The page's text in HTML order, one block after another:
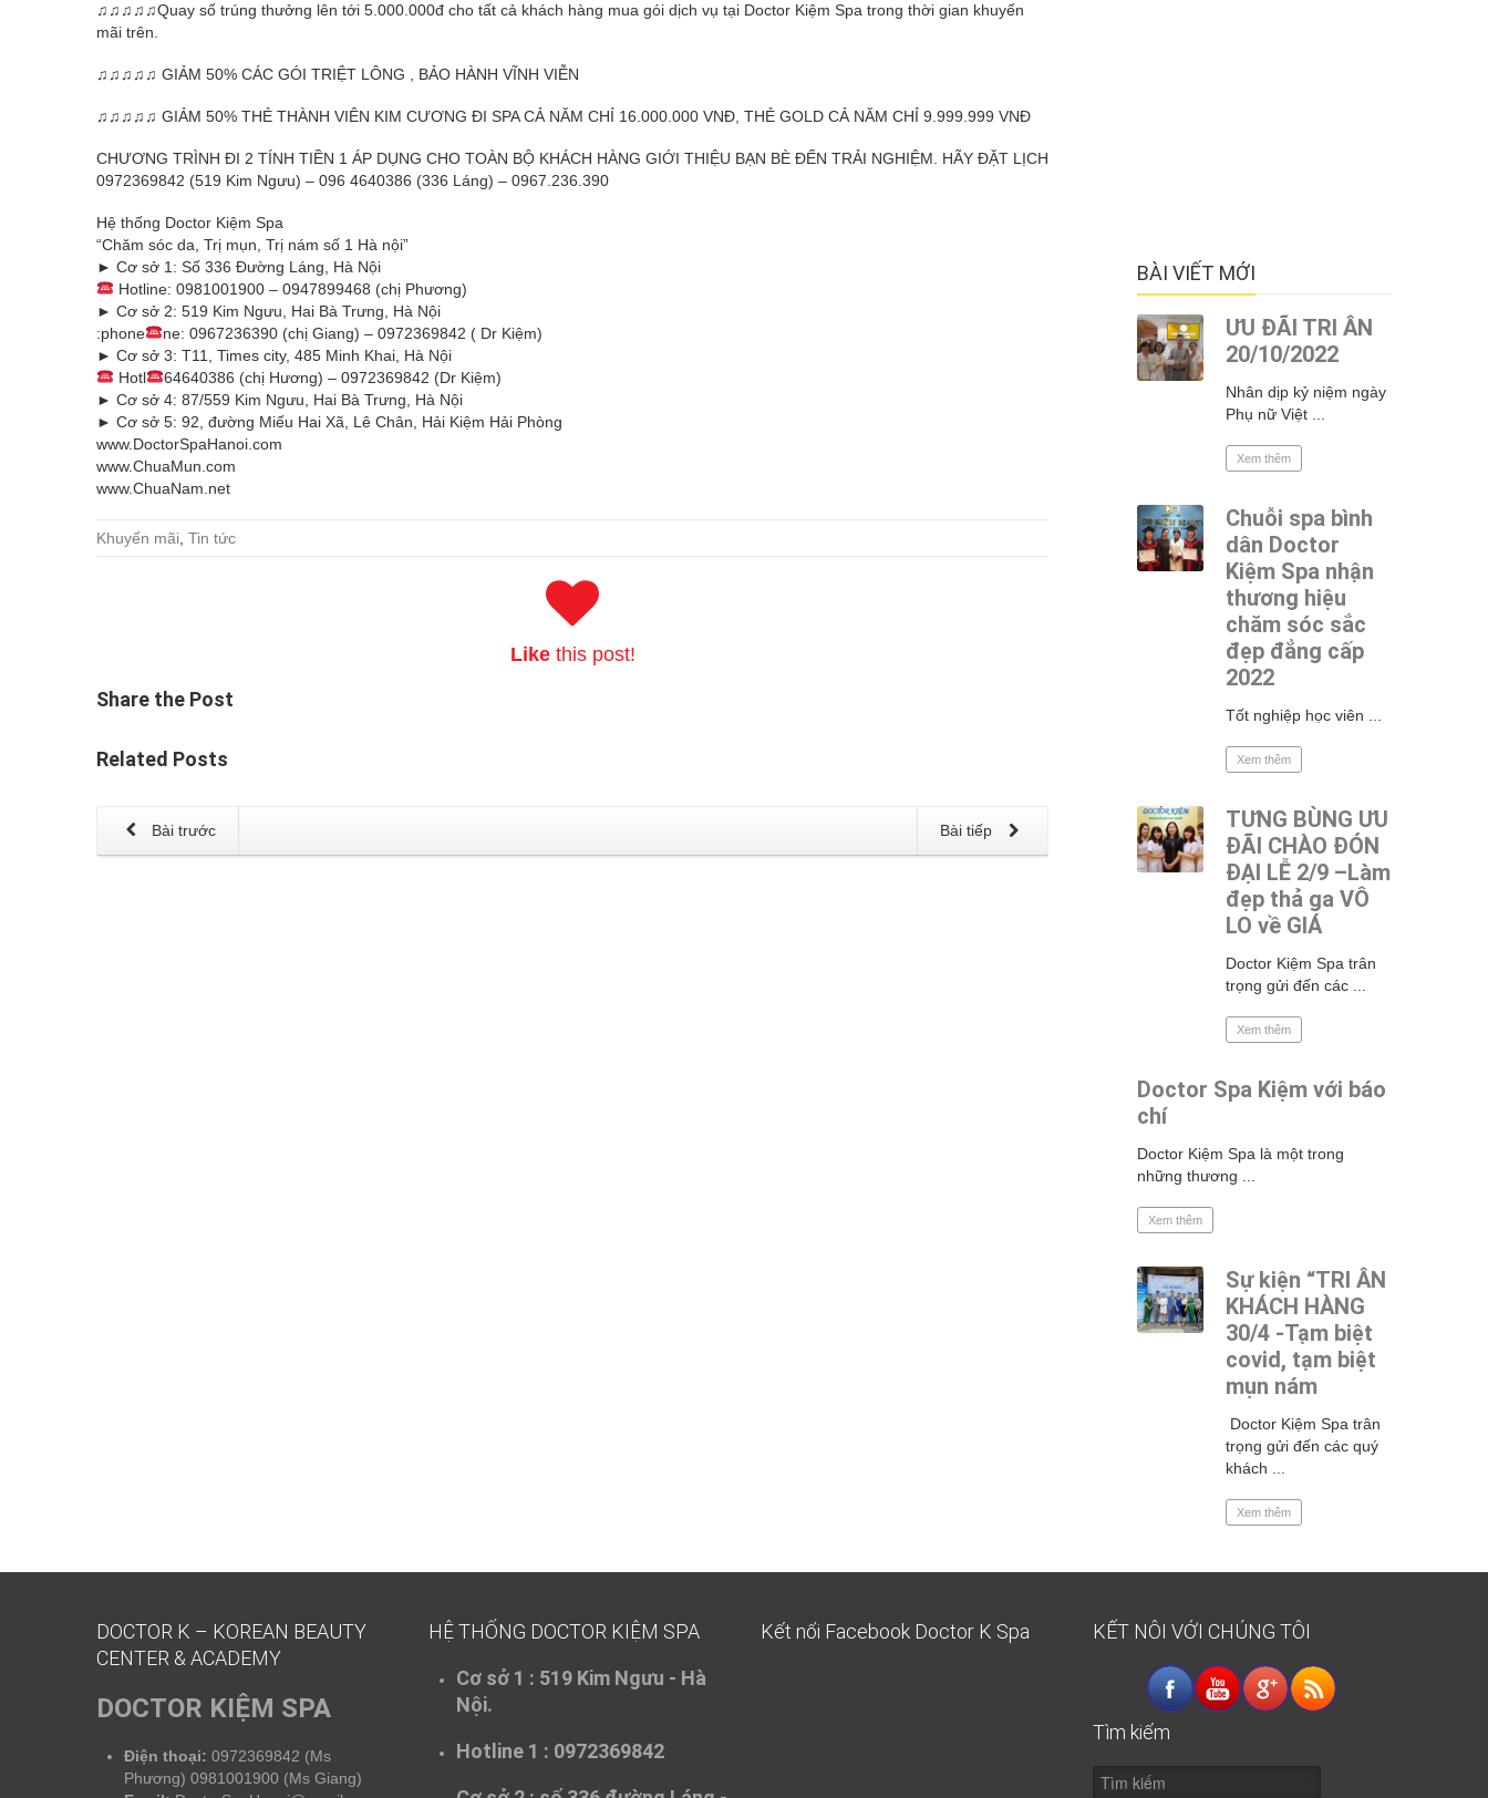
♫♫♫♫♫Quay số trúng thưởng lên tới 5.000.000đ cho tất cả khách hàng mua gói dịch vụ tại Doctor Kiệm Spa trong thời gian khuyến
mãi trên.
♫♫♫♫♫ GIẢM 50% CÁC GÓI TRIỆT LÔNG , BẢO HÀNH VĨNH VIỄN
♫♫♫♫♫ GIẢM 50% THẺ THÀNH VIÊN KIM CƯƠNG ĐI SPA CẢ NĂM CHỈ 16.000.000 VNĐ, THẺ GOLD CẢ NĂM CHỈ 9.999.999 VNĐ
CHƯƠNG TRÌNH ĐI 2 TÍNH TIỀN 1 ÁP DỤNG CHO TOÀN BỘ KHÁCH HÀNG GIỚI THIỆU BẠN BÈ ĐẾN TRẢI NGHIỆM. HÃY ĐẶT LỊCH
0972369842 (519 Kim Ngưu) – 096 4640386 (336 Láng) – 0967.236.390
Hệ thống Doctor Kiệm Spa
“Chăm sóc da, Trị mụn, Trị nám số 1 Hà nội”
► Cơ sở 1: Số 336 Đường Láng, Hà Nội
Hotline: 0981001900 – 0947899468 (chị Phương)
► Cơ sở 2: 519 Kim Ngưu, Hai Bà Trưng, Hà Nội
:phone
ne: 0967236390 (chị Giang) – 0972369842 ( Dr Kiệm)
► Cơ sở 3: T11, Times city, 485 Minh Khai, Hà Nội
Hotl
64640386 (chị Hương) – 0972369842 (Dr Kiệm)
► Cơ sở 4: 87/559 Kim Ngưu, Hai Bà Trưng, Hà Nội
► Cơ sở 5: 92, đường Miếu Hai Xã, Lê Chân, Hải Kiệm Hải Phòng
www.DoctorSpaHanoi.com
www.ChuaMun.com
www.ChuaNam.net
Khuyến mãi Tin tức
Likethis post!
Share the Post
Related Posts
Bài tiếp
Bài trước
BÀI VIẾT MỚI
ƯU ĐÃI TRI ÂN
20/10/2022
Nhân dịp kỷ niệm ngày
Phụ nữ Việt ...
Xem thêm
Chuỗi spa bình
dân Doctor
Kiệm Spa nhận
thương hiệu
chăm sóc sắc
đẹp đẳng cấp
2022
Tốt nghiệp học viên ...
Xem thêm
TƯNG BÙNG ƯU
ĐÃI CHÀO ĐÓN
ĐẠI LỄ 2/9 –Làm
đẹp thả ga VÔ
LO về GIÁ
Doctor Kiệm Spa trân
trọng gửi đến các ...
Xem thêm
Doctor Spa Kiệm với báo
chí
Doctor Kiệm Spa là một trong
những thương ...
Xem thêm
Sự kiện “TRI ÂN
KHÁCH HÀNG
30/4 -Tạm biệt
covid, tạm biệt
mụn nám
Doctor Kiệm Spa trân
trọng gửi đến các quý
khách ...
Xem thêm
DOCTOR K – KOREAN BEAUTY
CENTER & ACADEMY
DOCTOR KIỆM SPA
Điện thoại: 0972369842 (Ms
Phương) 0981001900 (Ms Giang)
HỆ THỐNG DOCTOR KIỆM SPA
Cơ sở 1 : 519 Kim Ngưu - Hà
Nội.
Hotline 1 : 0972369842
Kết nối Facebook Doctor K Spa KẾT NÔI VỚI CHÚNG TÔI
Tìm kiếm